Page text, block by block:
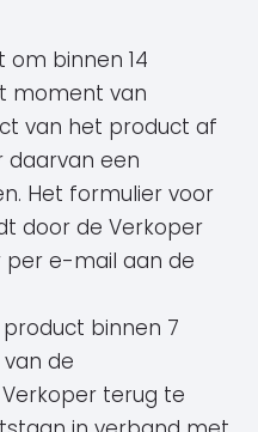
binnen 14
moment van
van het product af
daarvan een
Het formulier voor
door de Verkoper
per e-mail aan de
binnen 7
de
terug te